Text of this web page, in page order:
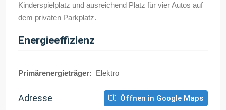
Kinderspielplatz und ausreichend Platz für vier Autos auf
dem privaten Parkplatz.
Energieeffizienz
Primärenergieträger: Elektro
Adresse Öffnen in Google Maps